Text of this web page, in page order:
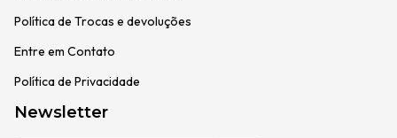
Política de Trocas e devoluções
Entre em Contato
Política de Privacidade
Newsletter